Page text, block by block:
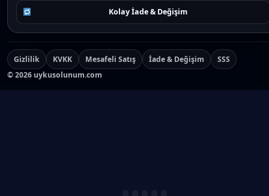
Kolay İade & Değişim
Gizlilik KVKK Mesafeli Satış İade & Değişim
SSS
©2026 uykusolunum.com